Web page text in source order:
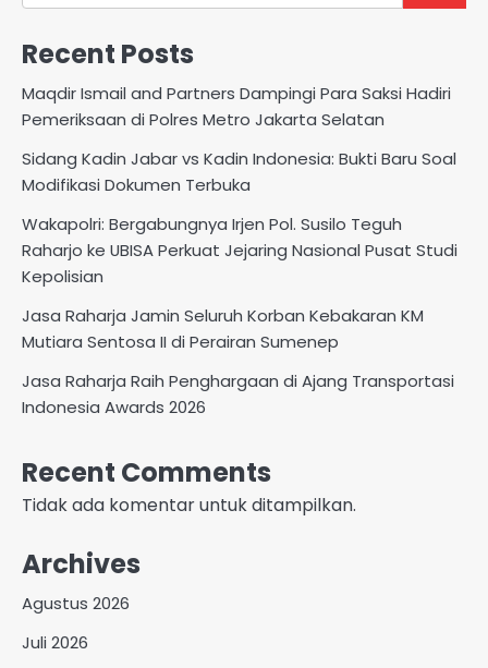
Recent Posts
Maqdir Ismail and Partners Dampingi Para Saksi Hadiri
Pemeriksaan di Polres Metro Jakarta Selatan
Sidang Kadin Jabar vs Kadin Indonesia: Bukti Baru Soal
Modifikasi Dokumen Terbuka
Wakapolri: Bergabungnya Irjen Pol. Susilo Teguh
Raharjo ke UBISA Perkuat Jejaring Nasional Pusat Studi
Kepolisian
Jasa Raharja Jamin Seluruh Korban Kebakaran KM
Mutiara Sentosa II di Perairan Sumenep
Jasa Raharja Raih Penghargaan di Ajang Transportasi
Indonesia Awards 2026
Recent Comments
Tidak ada komentar untuk ditampilkan.
Archives
Agustus 2026
Juli 2026